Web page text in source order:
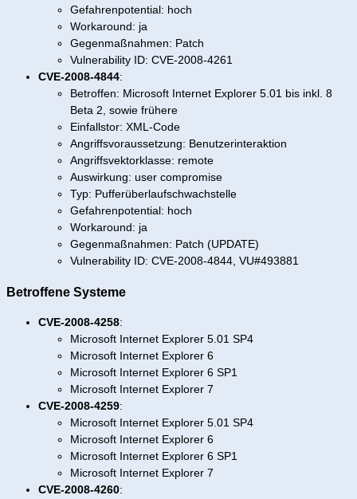
Gefahrenpotential: hoch
Workaround: ja
Gegenmaßnahmen: Patch
Vulnerability ID: CVE-2008-4261
CVE-2008-4844:
Betroffen: Microsoft Internet Explorer 5.01 bis inkl. 8
Beta 2, sowie frühere
Einfallstor: XML-Code
Angriffsvoraussetzung: Benutzerinteraktion
Angriffsvektorklasse: remote
Auswirkung: user compromise
Typ: Pufferüberlaufschwachstelle
Gefahrenpotential: hoch
Workaround: ja
Gegenmaßnahmen: Patch (UPDATE)
Vulnerability ID: CVE-2008-4844, VU#493881
Betroffene Systeme
CVE-2008-4258:
Microsoft Internet Explorer 5.01 SP4
Microsoft Internet Explorer 6
Microsoft Internet Explorer 6 SP1
Microsoft Internet Explorer 7
CVE-2008-4259:
Microsoft Internet Explorer 5.01 SP4
Microsoft Internet Explorer 6
Microsoft Internet Explorer 6 SP1
Microsoft Internet Explorer 7
CVE-2008-4260: